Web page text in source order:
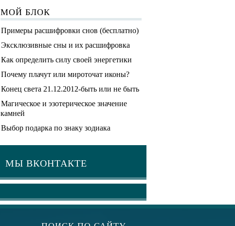
МОЙ БЛОК
Примеры расшифровки снов (бесплатно)
Эксклюзивные сны и их расшифровка
Как определить силу своей энергетики
Почему плачут или мироточат иконы?
Конец света 21.12.2012-быть или не быть
Магическое и эзотерическое значение
камней
Выбор подарка по знаку зодиака
МЫ ВКОНТАКТЕ